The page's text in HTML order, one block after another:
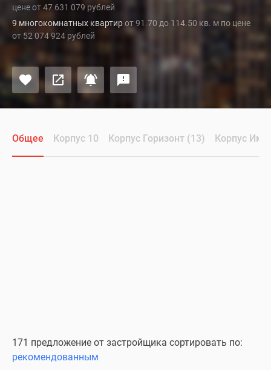
цене от 47 631 079 рублей
9 многокомнатных квартирот 91.70 до 114.50 кв. м по цене
от 52 074 924 рублей
Общее Корпус 10 Корпус Горизонт (13) Корпус
171 предложение от застройщика сортировать по:
рекомендованным